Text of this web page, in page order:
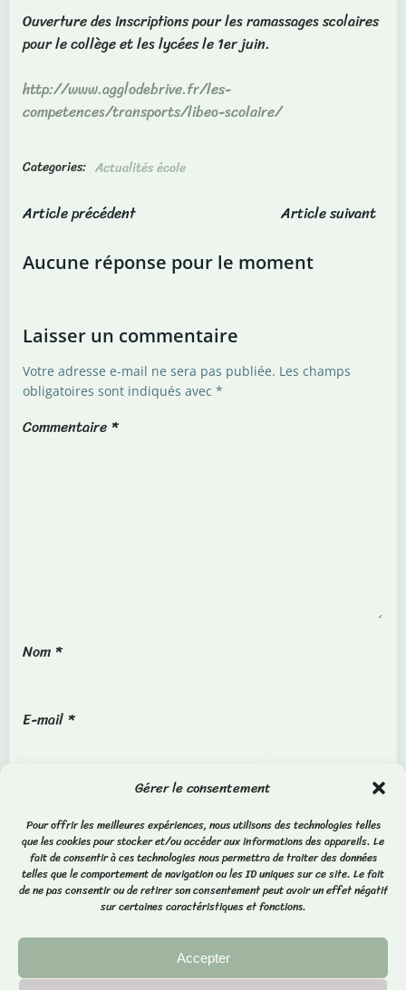
Gérer le consentement
Pour offrir les meilleures expériences, nous utilisons des technologies telles
que les cookies pour stocker et/ou accéder aux informations des appareils. Le
fait de consentir à ces technologies nous permettra de traiter des données
telles que le comportement de navigation ou les ID uniques sur ce site. Le fait
de ne pas consentir ou de retirer son consentement peut avoir un effet négatif
sur certaines caractéristiques et fonctions.
Accepter
Ouverture des inscriptions pour les ramassages scolaires
pour le collège et les lycées le 1er juin.
http://www.agglodebrive.fr/les-
competences/transports/libeo-scolaire/
Categories: Actualités école
Post
navigation
Article précédent
navigation
Article suivant
Aucune réponse pour le moment
Laisser un commentaire
Votre adresse e-mail ne sera pas publiée. Les champs
obligatoires sont indiqués avec *
Commentaire *
Nom *
E-mail *